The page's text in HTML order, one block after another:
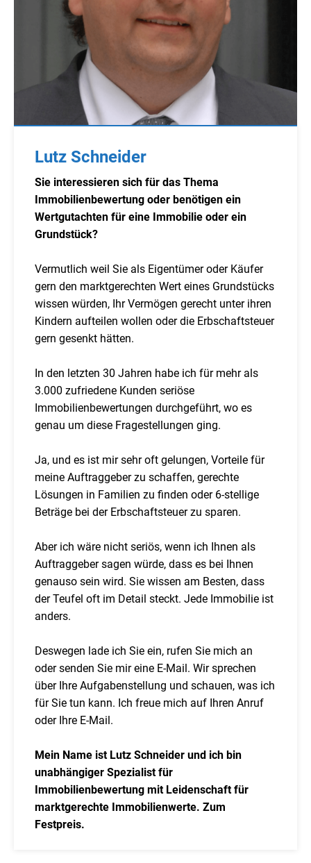
Lutz Schneider
Sie interessieren sich für das Thema
Immobilienbewertung oder benötigen ein
Wertgutachten für eine Immobilie oder ein
Grundstück?
Vermutlich weil Sie als Eigentümer oder Käufer
gern den marktgerechten Wert eines Grundstücks
wissen würden, Ihr Vermögen gerecht unter ihren
Kindern aufteilen wollen oder die Erbschaftsteuer
gern gesenkt hätten.
In den letzten 30 Jahren habe ich für mehr als
3.000 zufriedene Kunden seriöse
Immobilienbewertungen durchgeführt, wo es
genau um diese Fragestellungen ging.
Ja, und es ist mir sehr oft gelungen, Vorteile für
meine Auftraggeber zu schaffen, gerechte
Lösungen in Familien zu finden oder 6-stellige
Beträge bei der Erbschaftsteuer zu sparen.
Aber ich wäre nicht seriös, wenn ich Ihnen als
Auftraggeber sagen würde, dass es bei Ihnen
genauso sein wird. Sie wissen am Besten, dass
der Teufel oft im Detail steckt. Jede Immobilie ist
anders.
Deswegen lade ich Sie ein, rufen Sie mich an
oder senden Sie mir eine E-Mail. Wir sprechen
über Ihre Aufgabenstellung und schauen, was ich
für Sie tun kann. Ich freue mich auf Ihren Anruf
oder Ihre E-Mail.
Mein Name ist Lutz Schneider und ich bin
unabhängiger Spezialist für
Immobilienbewertung mit Leidenschaft für
marktgerechte Immobilienwerte. Zum
Festpreis.